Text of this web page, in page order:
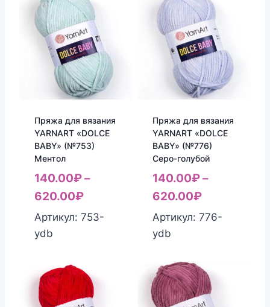
Пряжа для вязания
YARNART «DOLCE
BABY» (№753)
Ментол
140.00₽–
620.00₽
Артикул: 753-
ydb
Пряжа для вязания
YARNART «DOLCE
BABY» (№776)
Серо-голубой
140.00₽–
620.00₽
Артикул: 776-
ydb